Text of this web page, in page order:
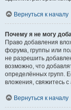
Вернуться к началу
Почему я не могу
Право добавления
форума, группы или
не разрешить
возможно, что
определённых групп.
вложения, свяжитесь
Вернуться к началу